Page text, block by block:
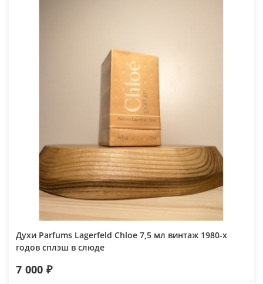
Духи Parfums Lagerfeld Chloe 7,5 мл винтаж 1980-х
годов сплэш в слюде
7 000 ₽